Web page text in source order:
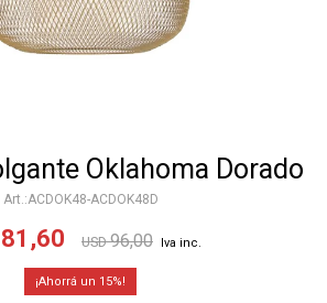
Oklahoma Dorado
ACDOK48-ACDOK48D
81,60 USD 96,00
15